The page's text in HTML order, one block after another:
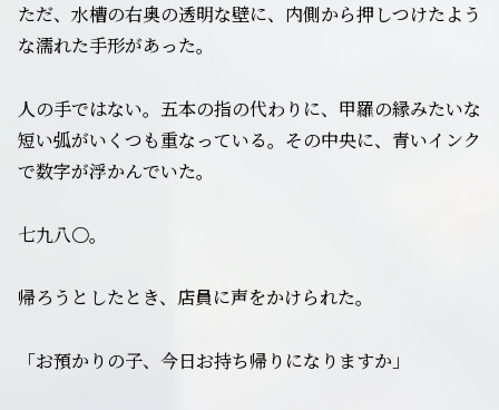
ただ、水槽の右奥の透明な壁に、内側から押しつけたよう
な濡れた手形があった。
人の手ではない。五本の指の代わりに、甲羅の縁みたいな
短い弧がいくつも重なっている。その中央に、青いインク
で数字が浮かんでいた。
七九八〇。
帰ろうとしたとき、店員に声をかけられた。
「お預かりの子、今日お持ち帰りになりますか」